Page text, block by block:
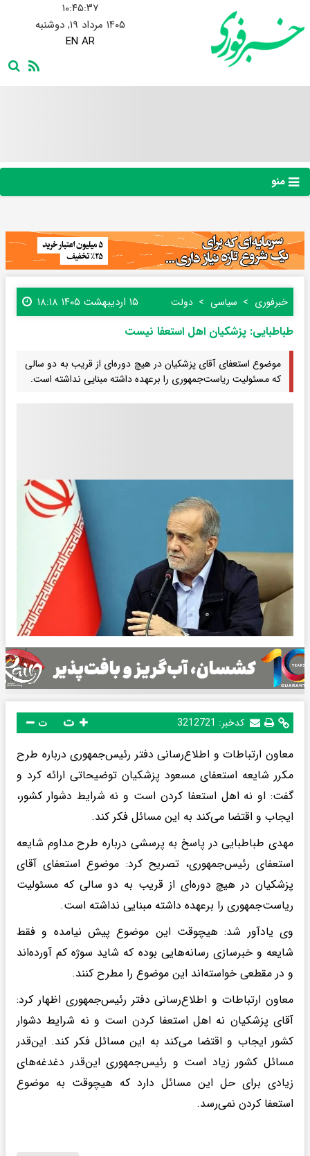
۱۰:۴۵:۳۸
۱۴۰۵ مرداد ۱۹, دوشنبه
EN AR
منو
خبرفوری سیاسی دولت ۱۵ اردیبهشت ۱۴۰۵ ۱۸:۱۸
طباطبایی: پزشکیان اهل استعفا نیست
موضوع استعفای آقای پزشکیان در هیچ دوره‌ای از قریب به دو سالی
که مسئولیت ریاست‌جمهوری را برعهده داشته مبنایی نداشته است‌.
کدخبر: 3212721 ت
معاون ارتباطات و اطلاع‌رسانی دفتر رئیس‌جمهوری درباره طرح
مکرر شایعه استعفای مسعود پزشکیان توضیحاتی ارائه کرد و
گفت: او نه اهل استعفا کردن است و نه شرایط دشوار کشور،
ایجاب و اقتضا می‌کند به این مسائل فکر کند.
مهدی طباطبایی در پاسخ به پرسشی درباره طرح مداوم شایعه
استعفای رئیس‌جمهوری، تصریح کرد: موضوع استعفای آقای
پزشکیان در هیچ دوره‌ای از قریب به دو سالی که مسئولیت
ریاست‌جمهوری را برعهده داشته مبنایی نداشته است‌.
وی یادآور شد: هیچوقت این موضوع پیش نیامده و فقط
شایعه و خبرسازی رسانه‌هایی بوده که شاید سوژه کم آورده‌اند
و در مقطعی خواسته‌اند این موضوع را مطرح کنند.
معاون ارتباطات و اطلاع‌رسانی دفتر رئیس‌جمهوری اظهار کرد:
آقای پزشکیان نه اهل استعفا کردن است و نه شرایط دشوار
کشور ایجاب و اقتضا می‌کند به این مسائل فکر کند. این‌قدر
مسائل کشور زیاد است و رئیس‌جمهوری این‌قدر دغدغه‌های
زیادی برای حل این مسائل دارد که هیچوقت به موضوع
استعفا کردن نمی‌رسد.